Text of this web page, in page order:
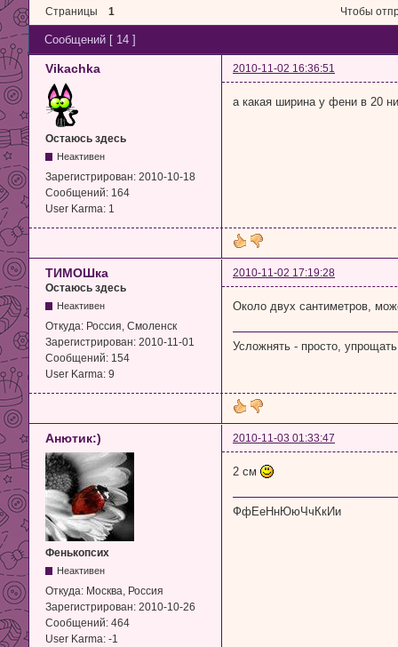
Страницы 1 Чтобы
Сообщений [ 14 ]
Vikachka 2010-11-02 16:36:51
Остаюсь здесь
Неактивен
Зарегистрирован: 2010-10-18
Сообщений: 164
User Karma: 1
а какая ширина у фени в 20
ТИМОШка
2010-11-02 17:19:28
Остаюсь здесь
Неактивен
Откуда: Россия, Смоленск
Зарегистрирован: 2010-11-01
Сообщений: 154
User Karma: 9
Около двух сантиметров,
Усложнять - просто,
Анютик:) 2010-11-03 01:33:47
Фенькопсих
Неактивен
Откуда: Москва, Россия
Зарегистрирован: 2010-10-26
Сообщений: 464
User Karma: -1
2 см
ФфЕеНнЮюЧчКкИи